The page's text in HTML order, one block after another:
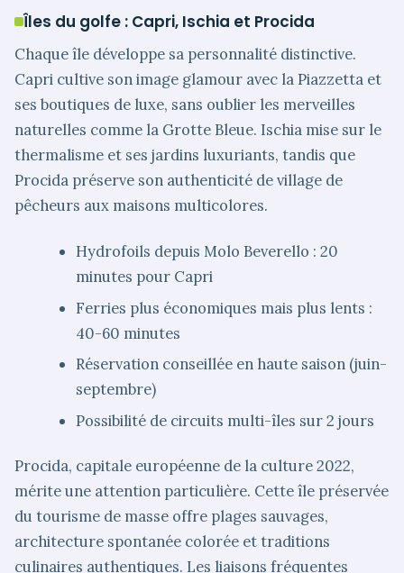
Îles du golfe : Capri, Ischia et Procida
Chaque île développe sa personnalité distinctive.
Capri cultive son image glamour avec la Piazzetta et
ses boutiques de luxe, sans oublier les merveilles
naturelles comme la Grotte Bleue. Ischia mise sur le
thermalisme et ses jardins luxuriants, tandis que
Procida préserve son authenticité de village de
pêcheurs aux maisons multicolores.
Hydrofoils depuis Molo Beverello : 20
minutes pour Capri
Ferries plus économiques mais plus lents :
40-60 minutes
Réservation conseillée en haute saison (juin-
septembre)
Possibilité de circuits multi-îles sur 2 jours
Procida, capitale européenne de la culture 2022,
mérite une attention particulière. Cette île préservée
du tourisme de masse offre plages sauvages,
architecture spontanée colorée et traditions
culinaires authentiques. Les liaisons fréquentes